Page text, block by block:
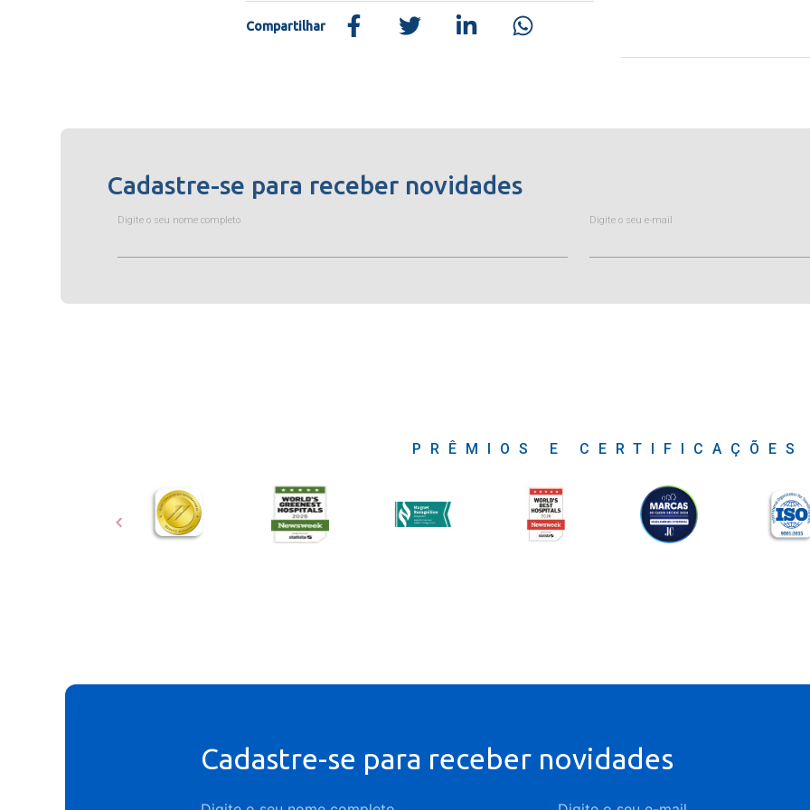
Compartilhar
Cadastre-se para receber novidades
Digite o seu nome completo Digite o seu e-mail
PRÊMIOS E CERTIFICAÇÕES
Cadastre-se para receber novidades